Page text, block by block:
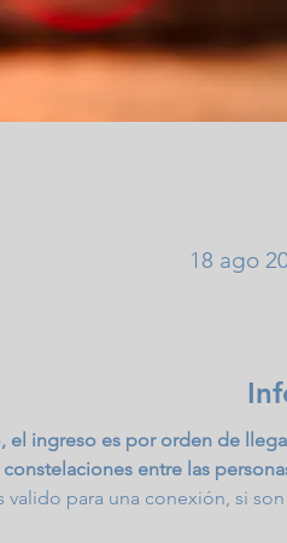
18 ago
el ingreso es por orden de
constelaciones entre las
valido para una conexión, si